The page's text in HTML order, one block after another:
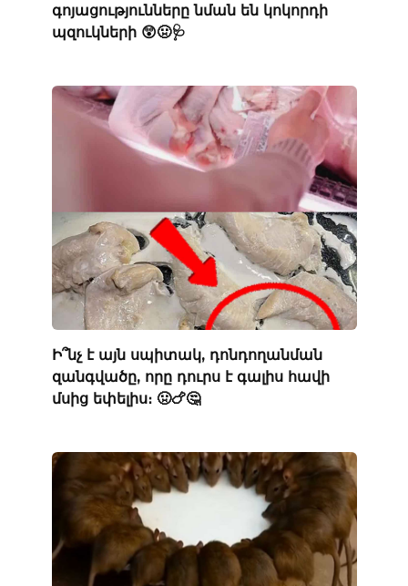
գոյացությունները նման են կոկորդի
պզուկների 😲🤢🩺
Ի՞նչ է այն սպիտակ, դոնդողանման
զանգվածը, որը դուրս է գալիս հավի
մսից եփելիս։ 🤢🍗🤔